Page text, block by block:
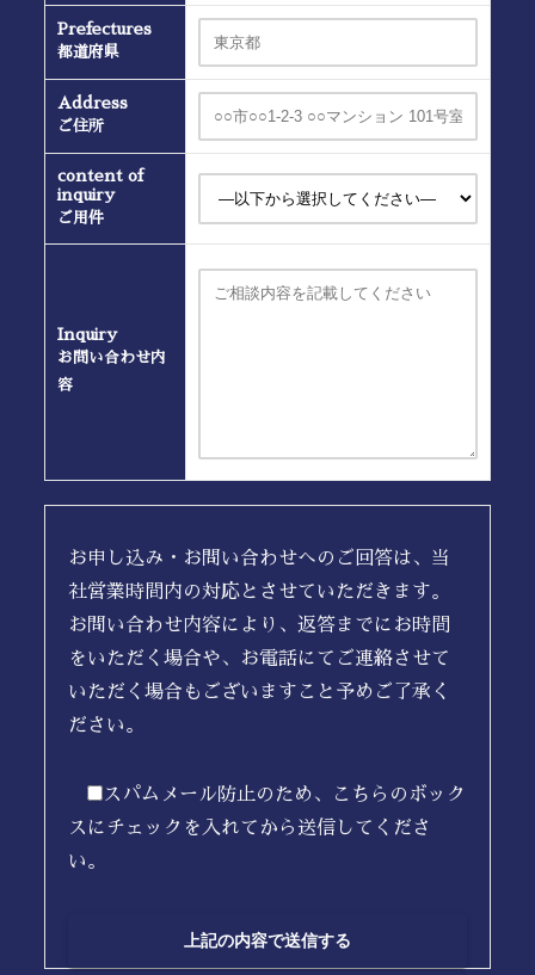
Prefectures
都道府県
Address
ご住所
content of
inquiry
ご用件
Inquiry
お問い合わせ内
容
お申し込み・お問い合わせへのご回答は、当
社営業時間内の対応とさせていただきます。
お問い合わせ内容により、返答までにお時間
をいただく場合や、お電話にてご連絡させて
いただく場合もございますこと予めご了承く
ださい。
スパムメール防止のため、こちらのボック
スにチェックを入れてから送信してくださ
い。